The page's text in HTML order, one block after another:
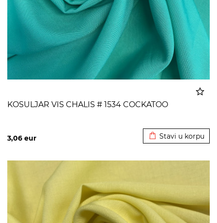
KOSULJAR VIS CHALIS # 1534 COCKATOO
3,06 eur Stavi u korpu